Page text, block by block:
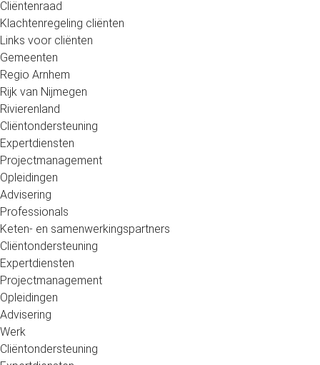
Cliëntenraad
Klachtenregeling cliënten
Links voor cliënten
Gemeenten
Regio Arnhem
Rijk van Nijmegen
Rivierenland
Cliëntondersteuning
Expertdiensten
Projectmanagement
Opleidingen
Advisering
Professionals
Keten- en samenwerkingspartners
Cliëntondersteuning
Expertdiensten
Projectmanagement
Opleidingen
Advisering
Werk
Cliëntondersteuning